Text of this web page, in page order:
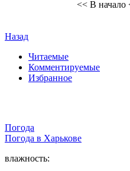
<< В начало
Назад
Читаемые
Комментируемые
Избранное
Погода
Погода в Харькове
влажность: